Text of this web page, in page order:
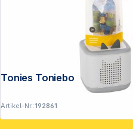
Artikel-Nr.:192861